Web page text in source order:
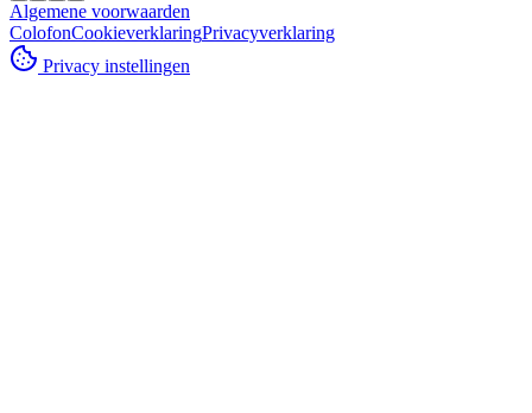
Algemene voorwaarden
ColofonCookieverklaringPrivacyverklaring
Privacy instellingen